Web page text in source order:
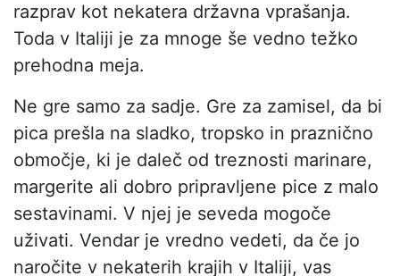
razprav kot nekatera državna vprašanja.
Toda v Italiji je za mnoge še vedno težko
prehodna meja.
Ne gre samo za sadje. Gre za zamisel, da bi
pica prešla na sladko, tropsko in praznično
območje, ki je daleč od treznosti marinare,
margerite ali dobro pripravljene pice z malo
sestavinami. V njej je seveda mogoče
uživati. Vendar je vredno vedeti, da če jo
naročite v nekaterih krajih v Italiji, vas